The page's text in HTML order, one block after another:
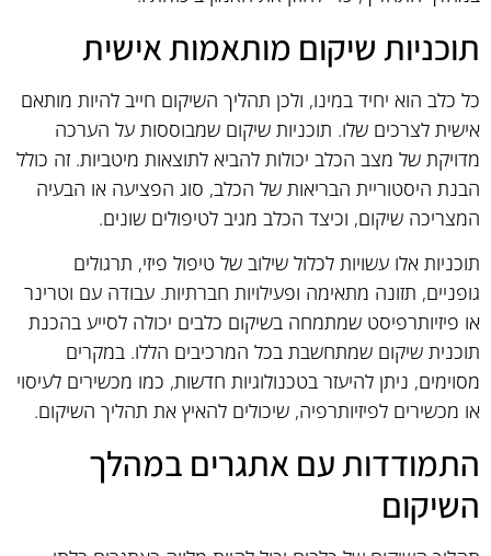
תוכניות שיקום מותאמות אישית
כל כלב הוא יחיד במינו, ולכן תהליך השיקום חייב להיות מותאם
אישית לצרכים שלו. תוכניות שיקום שמבוססות על הערכה
מדויקת של מצב הכלב יכולות להביא לתוצאות מיטביות. זה כולל
הבנת היסטוריית הבריאות של הכלב, סוג הפציעה או הבעיה
המצריכה שיקום, וכיצד הכלב מגיב לטיפולים שונים.
תוכניות אלו עשויות לכלול שילוב של טיפול פיזי, תרגולים
גופניים, תזונה מתאימה ופעילויות חברתיות. עבודה עם וטרינר
או פיזיותרפיסט שמתמחה בשיקום כלבים יכולה לסייע בהכנת
תוכנית שיקום שמתחשבת בכל המרכיבים הללו. במקרים
מסוימים, ניתן להיעזר בטכנולוגיות חדשות, כמו מכשירים לעיסוי
או מכשירים לפיזיותרפיה, שיכולים להאיץ את תהליך השיקום.
התמודדות עם אתגרים במהלך
השיקום